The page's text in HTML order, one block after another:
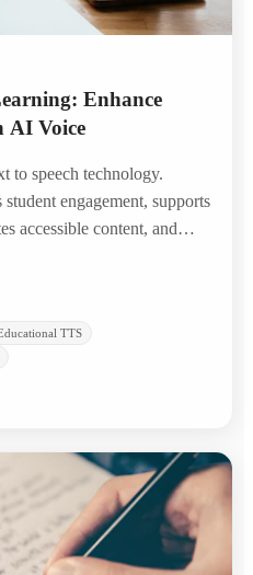
Enhance
AI Voice
to speech technology.
engagement, supports
accessible content, and
TTS